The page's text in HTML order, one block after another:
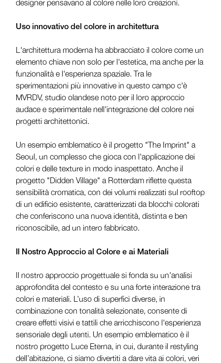
designer pensavano al colore nelle loro creazioni.
Uso innovativo del colore in architettura
L'architettura moderna ha abbracciato il colore come un
elemento chiave non solo per l'estetica, ma anche per la
funzionalità e l'esperienza spaziale. Tra le
sperimentazioni più innovative in questo campo c'è
MVRDV, studio olandese noto per il loro approccio
audace e sperimentale nell'integrazione del colore nei
progetti architettonici.
Un esempio emblematico è il progetto "The Imprint" a
Seoul, un complesso che gioca con l'applicazione dei
colori e delle texture in modo inaspettato. Anche il
progetto "Didden Village" a Rotterdam riflette questa
sensibilità cromatica, con dei volumi realizzati sul rooftop
di un edificio esistente, caratterizzati da blocchi colorati
che conferiscono una nuova identità, distinta e ben
riconoscibile, ad un intero fabbricato.
Il Nostro Approccio al Colore e ai Materiali
Il nostro approccio progettuale si fonda su un’analisi
approfondita del contesto e su una forte interazione tra
colori e materiali. L’uso di superfici diverse, in
combinazione con tonalità selezionate, consente di
creare effetti visivi e tattili che arricchiscono l'esperienza
sensoriale degli utenti. Un esempio emblematico è il
nostro progetto Luce Eterna, in cui, durante il restyling
dell’abitazione, ci siamo divertiti a dare vita ai colori, veri